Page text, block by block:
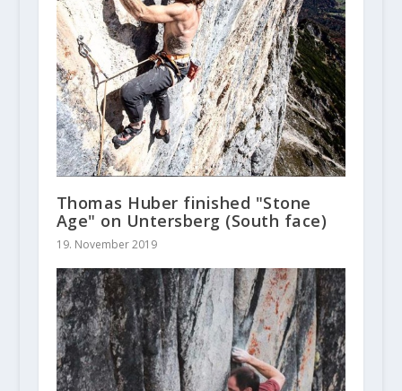
Thomas Huber finished "Stone
Age" on Untersberg (South face)
19. November 2019